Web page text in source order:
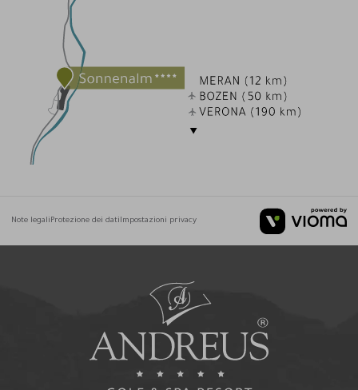
Note legaliProtezione dei datiImpostazioni privacy